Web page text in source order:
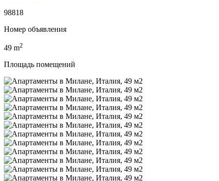
98818
Номер объявления
49 m2
Площадь помещений